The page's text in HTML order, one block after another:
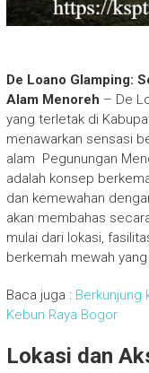
De Loano Glamping:
Alam Menoreh – De
yang terletak di
menawarkan sensasi
alam Pegunungan
adalah konsep
dan kemewahan
akan membahas
mulai dari lokasi,
berkemah mewah
Baca juga : Berkunjung
Kebun Raya Bogor
Lokasi dan